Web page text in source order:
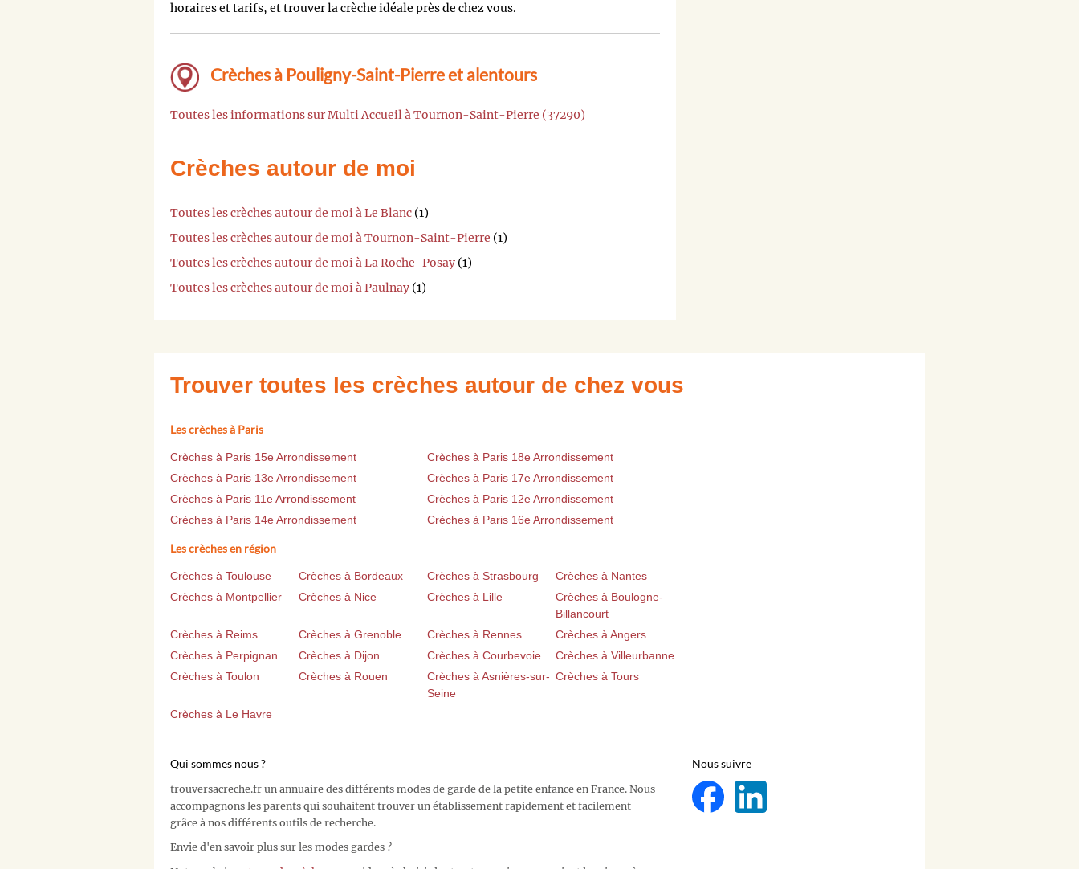
horaires et tarifs, et trouver la crèche idéale près de chez vous.
Crèches à Pouligny-Saint-Pierre et alentours
Toutes les informations sur Multi Accueil à Tournon-Saint-Pierre (37290)
Crèches autour de moi
Toutes les crèches autour de moi à Le Blanc (1)
Toutes les crèches autour de moi à Tournon-Saint-Pierre (1)
Toutes les crèches autour de moi à La Roche-Posay (1)
Toutes les crèches autour de moi à Paulnay (1)
Trouver toutes les crèches autour de chez vous
Les crèches à Paris
Crèches à Paris 15e Arrondissement
Crèches à Paris 18e Arrondissement
Crèches à Paris 13e Arrondissement
Crèches à Paris 17e Arrondissement
Crèches à Paris 11e Arrondissement
Crèches à Paris 12e Arrondissement
Crèches à Paris 14e Arrondissement
Crèches à Paris 16e Arrondissement
Les crèches en région
Crèches à Toulouse Crèches à Bordeaux Crèches à Strasbourg
Crèches à Nantes
Crèches à Montpellier
Crèches à Nice Crèches à Lille
Crèches à Boulogne-
Billancourt
Crèches à Reims
Crèches à Grenoble Crèches à Rennes
Crèches à Angers
Crèches à Perpignan
Crèches à Dijon Crèches à Courbevoie
Crèches à Villeurbanne
Crèches à Toulon
Crèches à Rouen
Crèches à Asnières-sur-
Seine
Crèches à Tours
Crèches à Le Havre
Qui sommes nous ?
trouversacreche.fr un annuaire des différents modes de garde de la petite enfance en France. Nous
accompagnons les parents qui souhaitent trouver un établissement rapidement et facilement
grâce à nos différents outils de recherche.
Envie d'en savoir plus sur les modes gardes ?
Nous suivre